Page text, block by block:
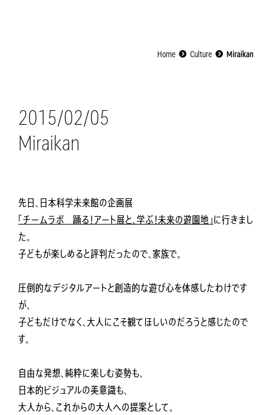
Home Culture Miraikan
2015/02/05
Miraikan
先日、日本科学未来館の企画展
「チームラボ 踊る！アート展と、学ぶ！未来の遊園地」に行きまし
た。
子どもが楽しめると評判だったので、家族で。
圧倒的なデジタルアートと創造的な遊び心を体感したわけです
が、
子どもだけでなく、大人にこそ観てほしいのだろうと感じたので
す。
自由な発想、純粋に楽しむ姿勢も、
日本的ビジュアルの美意識も、
大人から、これからの大人への提案として。